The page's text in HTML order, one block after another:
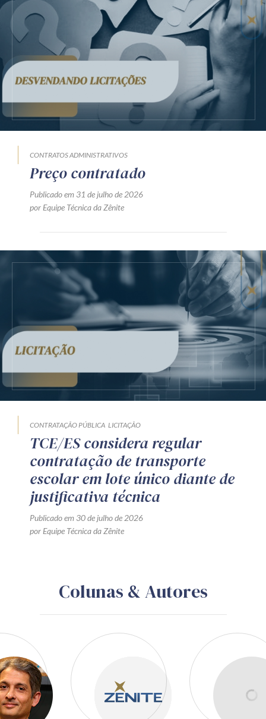
CONTRATOS ADMINISTRATIVOS
Preço contratado
Publicado em 31 de julho de 2026
por Equipe Técnica da Zênite
CONTRATAÇÃO PÚBLICA LICITAÇÃO
TCE/ES considera regular
contratação de transporte
escolar em lote único diante de
justificativa técnica
Publicado em 30 de julho de 2026
por Equipe Técnica da Zênite
Colunas & Autores